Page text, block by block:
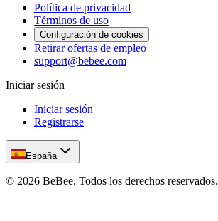
Política de privacidad
Términos de uso
Configuración de cookies
Retirar ofertas de empleo
support@bebee.com
Iniciar sesión
Iniciar sesión
Registrarse
España
© 2026 BeBee. Todos los derechos reservados.